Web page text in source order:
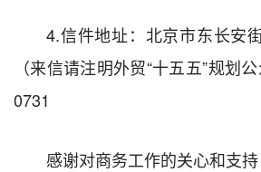
4.信件地址：北京市东长安
（来信请注明外贸“十五五”规划
0731
感谢对商务工作的关心和支持